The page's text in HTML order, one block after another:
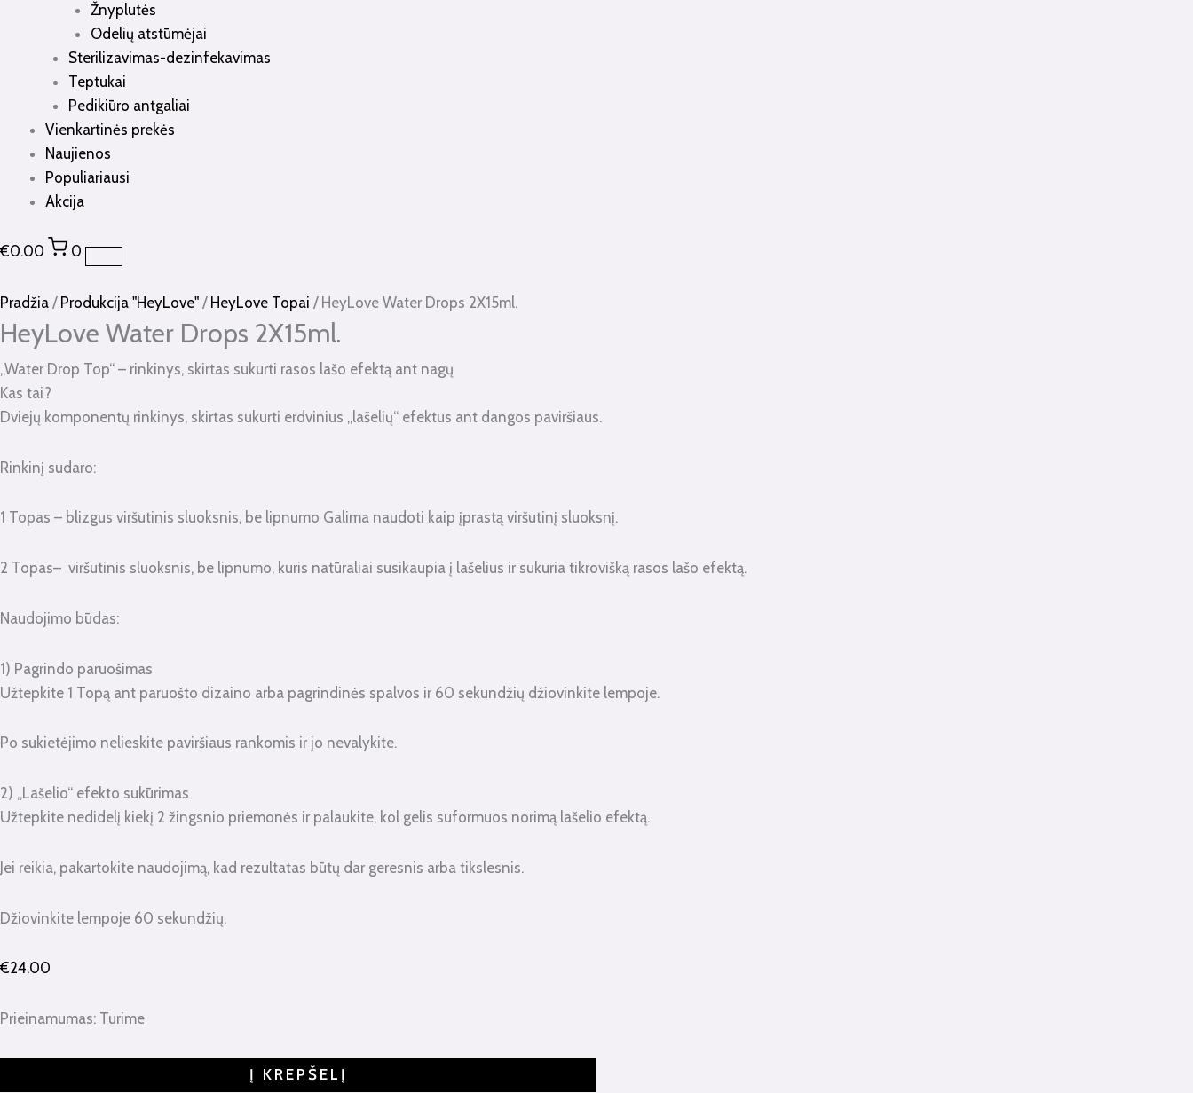
Žnyplutės
Odelių atstūmėjai
Sterilizavimas-dezinfekavimas
Teptukai
Pedikiūro antgaliai
Vienkartinės prekės
Naujienos
Populiariausi
Akcija
€0.00 0
Pradžia / Produkcija "HeyLove" / HeyLove Topai / HeyLove Water Drops 2X15ml.
HeyLove Water Drops 2X15ml.
„Water Drop Top“ – rinkinys, skirtas sukurti rasos lašo efektą ant nagų
Kas tai?
Dviejų komponentų rinkinys, skirtas sukurti erdvinius „lašelių“ efektus ant dangos paviršiaus.
Rinkinį sudaro:
1 Topas – blizgus viršutinis sluoksnis, be lipnumo Galima naudoti kaip įprastą viršutinį sluoksnį.
2 Topas– viršutinis sluoksnis, be lipnumo, kuris natūraliai susikaupia į lašelius ir sukuria tikrovišką rasos lašo efektą.
Naudojimo būdas:
1) Pagrindo paruošimas
Užtepkite 1 Topą ant paruošto dizaino arba pagrindinės spalvos ir 60 sekundžių džiovinkite lempoje.
Po sukietėjimo nelieskite paviršiaus rankomis ir jo nevalykite.
2) „Lašelio“ efekto sukūrimas
Užtepkite nedidelį kiekį 2 žingsnio priemonės ir palaukite, kol gelis suformuos norimą lašelio efektą.
Jei reikia, pakartokite naudojimą, kad rezultatas būtų dar geresnis arba tikslesnis.
Džiovinkite lempoje 60 sekundžių.
€24.00
Prieinamumas: Turime
kiekis:
HeyLove
Water
Drops
2X15ml.
Į KREPŠELĮ